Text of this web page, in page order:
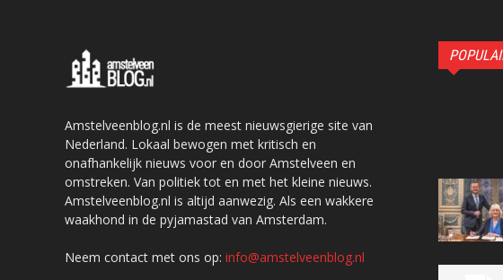
Amstelveenblog.nl is de meest nieuwsgierige site van
Nederland. Lokaal bewogen met kritisch en
onafhankelijk nieuws voor en door Amstelveen en
omstreken. Van politiek tot en met het kleine nieuws.
Amstelveenblog.nl is altijd aanwezig. Als een wakkere
waakhond in de pyjamastad van Amsterdam.
Neem contact met ons op: info@amstelveenblog.nl